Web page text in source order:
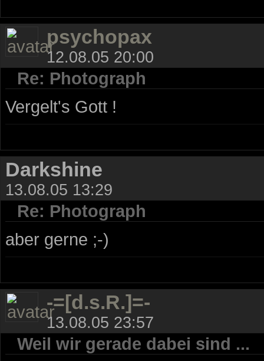
psychopax
12.08.05 20:00
Re: Photograph
Vergelt's Gott !
Darkshine
13.08.05 13:29
Re: Photograph
aber gerne ;-)
-=[d.s.R.]=-
13.08.05 23:57
Weil wir gerade dabei sind ...